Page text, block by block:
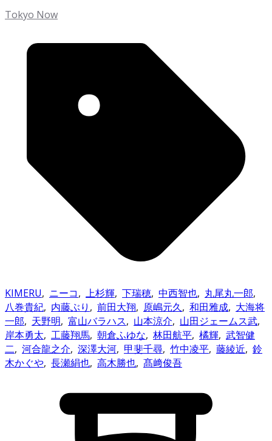
Tokyo Now
KIMERU, ニーコ, 上杉輝, 下瑞穂, 中西智也, 丸尾丸一郎,
八巻貴紀, 内藤ぶり , 前田大翔, 原嶋元久, 和田雅成, 大海将
一郎, 天野明, 富山バラハス, 山本涼介, 山田ジェームス武,
岸本勇太, 工藤翔馬, 朝倉ふゆな, 林田航平, 橘輝, 武智健
二, 河合龍之介, 深澤大河, 甲斐千尋, 竹中凌平, 藤綾近, 鈴
木かぐや, 長瀬絹也, 高木勝也, 髙﨑俊吾